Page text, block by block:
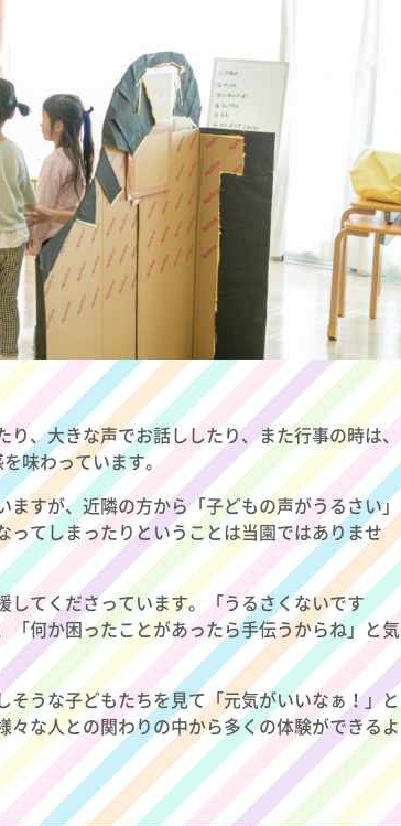
、大きな声でお話ししたり、また行事の時は、
味わっています。
すが、近隣の方から「子どもの声がうるさい」
てしまったりということは当園ではありませ
てくださっています。「うるさくないです
何か困ったことがあったら手伝うからね」と気
うな子どもたちを見て「元気がいいなぁ！」と
な人との関わりの中から多くの体験ができるよ